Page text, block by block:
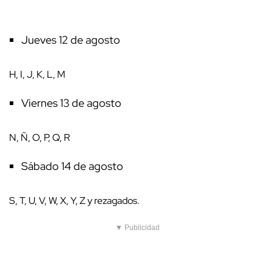
Jueves 12 de agosto
H, I, J, K, L, M
Viernes 13 de agosto
N, Ñ, O, P, Q, R
Sábado 14 de agosto
S, T, U, V, W, X, Y, Z y rezagados.
▼ Publicidad